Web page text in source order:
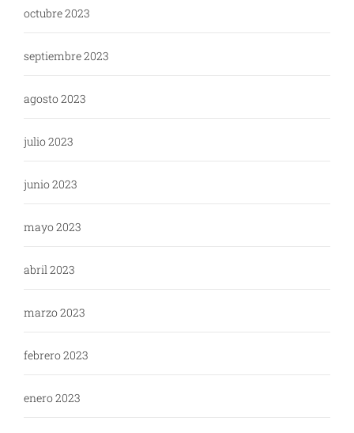
octubre 2023
septiembre 2023
agosto 2023
julio 2023
junio 2023
mayo 2023
abril 2023
marzo 2023
febrero 2023
enero 2023